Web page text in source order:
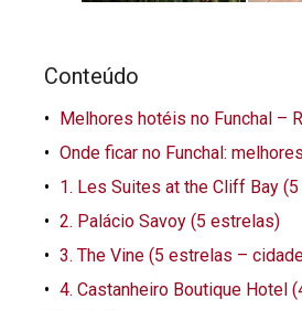
Conteúdo
Melhores hotéis no Funchal –
Onde ficar no Funchal:
1. Les Suites at the Cliff Bay
2. Palácio Savoy (5 estrelas)
3. The Vine (5 estrelas –
4. Castanheiro Boutique Hotel